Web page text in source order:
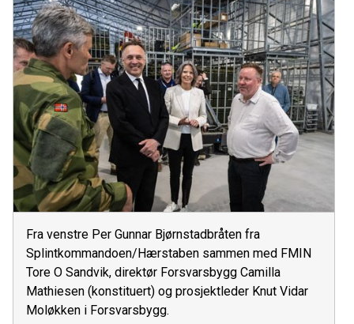
Fra venstre Per Gunnar Bjørnstadbråten fra
Splintkommandoen/Hærstaben sammen med FMIN
Tore O Sandvik, direktør Forsvarsbygg Camilla
Mathiesen (konstituert) og prosjektleder Knut Vidar
Moløkken i Forsvarsbygg.